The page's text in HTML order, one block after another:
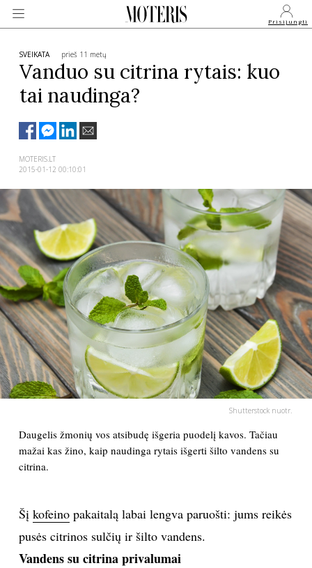
Prisijungti
VEIDAI
MONARCHIJA
GROŽIS
SVEIKATA
APIE MANE
PSICHOLOGIJA
HOROSKOPAI
POLITIKA
LAISVALAIKIS
SVEIKATA prieš 11 metų
Vanduo su citrina rytais: kuo
tai naudinga?
MOTERIS.LT
2015-01-12 00:10:01
Shutterstock nuotr.
Daugelis žmonių vos atsibudę išgeria puodelį kavos. Tačiau
mažai kas žino, kaip naudinga rytais išgerti šilto vandens su
citrina.
Šį kofeinopakaitalą labai lengva paruošti: jums reikės
pusės citrinos sulčių ir šilto vandens.
Vandens su citrina privalumai